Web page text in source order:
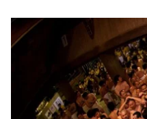
Чоловіки змагаються за
У Японії в
фестиваль», який
Про цепишеCNN.
Фестиваль японською